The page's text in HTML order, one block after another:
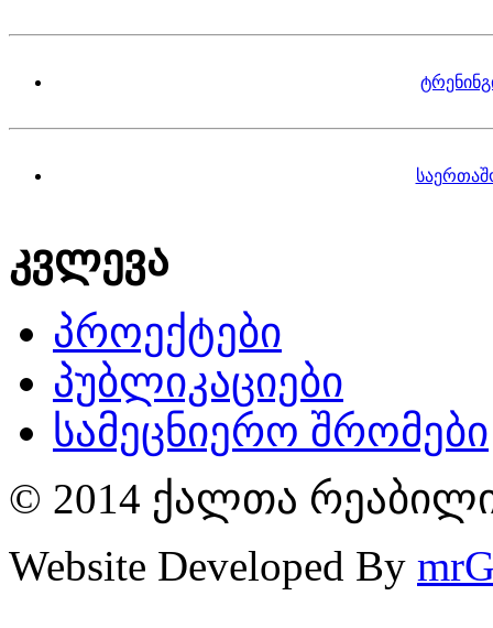
კვლევა
პროექტები
პუბლიკაციები
სამეცნიერო შრომები
© 2014 ქალთა
Website Developed By